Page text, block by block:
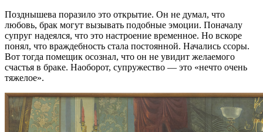
Позднышева поразило это открытие. Он не думал, что
любовь, брак могут вызывать подобные эмоции. Поначалу
супруг надеялся, что это настроение временное. Но вскоре
понял, что враждебность стала постоянной. Начались ссоры.
Вот тогда помещик осознал, что он не увидит желаемого
счастья в браке. Наоборот, супружество — это «нечто очень
тяжелое».